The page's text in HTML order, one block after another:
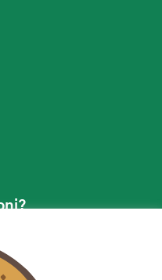
lasciare un